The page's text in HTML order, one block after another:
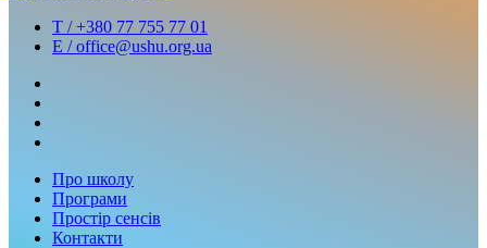
T / +380 77 755 77 01
E / office@ushu.org.ua
Про школу
Програми
Простір сенсів
Контакти